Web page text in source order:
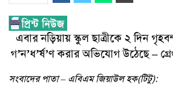
এবার নড়িয়ায় স্কুল ছাত্রীকে ২ দিন
গ’ন’ধ’র্ষ’ণ করার অভিযোগ উঠেছে –
সংবাদের পাতা – এবিএম জিয়াউল হক(টিটু):